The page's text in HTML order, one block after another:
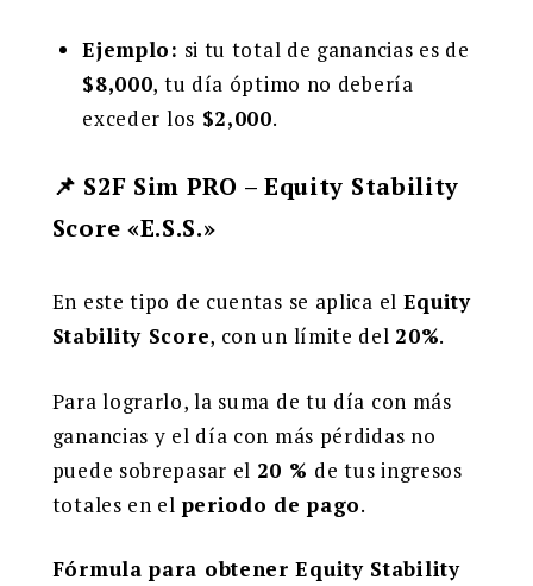
Ejemplo: si tu total de ganancias es de
$8,000, tu día óptimo no debería
exceder los $2,000.
📌 S2F Sim PRO – Equity Stability
Score «E.S.S.»
En este tipo de cuentas se aplica el Equity
Stability Score, con un límite del 20%.
Para lograrlo, la suma de tu día con más
ganancias y el día con más pérdidas no
puede sobrepasar el 20 % de tus ingresos
totales en el periodo de pago.
Fórmula para obtener Equity Stability